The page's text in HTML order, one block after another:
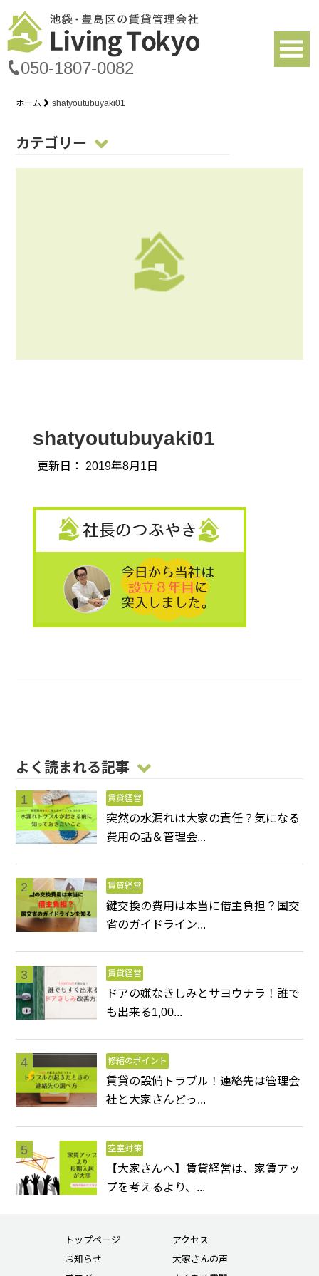
050-1807-0082
ホーム shatyoutubuyaki01
shatyoutubuyaki01
更新日： 2019年8月1日
カテゴリー
よく読まれる記事
賃貸経営
突然の水漏れは大家の責任？気になる
費用の話＆管理会...
賃貸経営
鍵交換の費用は本当に借主負担？国交
省のガイドライン...
賃貸経営
ドアの嫌なきしみとサヨウナラ！誰で
も出来る1,00...
修繕のポイント
賃貸の設備トラブル！連絡先は管理会
社と大家さんどっ...
空室対策
【大家さんへ】賃貸経営は、家賃アッ
プを考えるより、...
トップページ
お知らせ
アクセス
大家さんの声